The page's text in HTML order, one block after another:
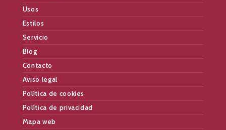
Usos
Estilos
Servicio
Blog
Contacto
Aviso legal
Política de cookies
Política de privacidad
Mapa web